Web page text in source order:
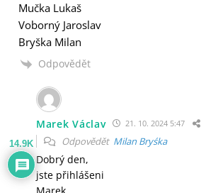
Mučka Lukaš
Voborný Jaroslav
Bryška Milan
Odpovědět
Marek Václav 21. 10. 2024 5:47
Odpovědět Milan Bryśka
Dobrý den,
jste přihlášeni
14.9K